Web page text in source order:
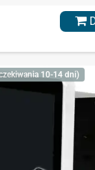
10-14 dni)